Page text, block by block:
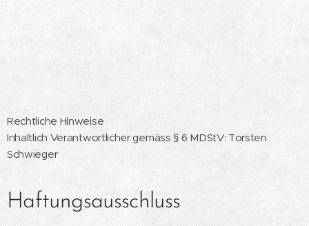
Rechtliche Hinweise
Inhaltlich Verantwortlicher gemäss § 6 MDStV: Torsten
Schwieger
Haftungsausschluss